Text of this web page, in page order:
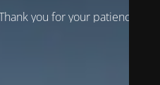
you for your patience!